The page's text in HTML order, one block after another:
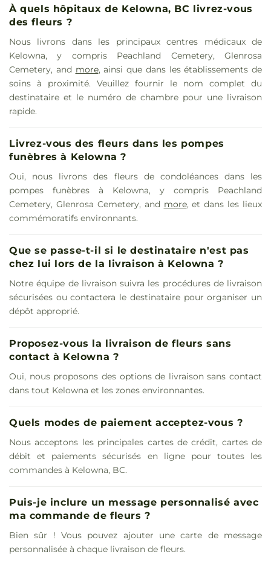
À quels hôpitaux de Kelowna, BC livrez-vous
des fleurs ?
Nous livrons dans les principaux centres médicaux de
Kelowna, y compris Peachland Cemetery, Glenrosa
Cemetery, and more, ainsi que dans les établissements de
soins à proximité. Veuillez fournir le nom complet du
destinataire et le numéro de chambre pour une livraison
rapide.
Livrez-vous des fleurs dans les pompes
funèbres à Kelowna ?
Oui, nous livrons des fleurs de condoléances dans les
pompes funèbres à Kelowna, y compris Peachland
Cemetery, Glenrosa Cemetery, and more, et dans les lieux
commémoratifs environnants.
Que se passe-t-il si le destinataire n'est pas
chez lui lors de la livraison à Kelowna ?
Notre équipe de livraison suivra les procédures de livraison
sécurisées ou contactera le destinataire pour organiser un
dépôt approprié.
Proposez-vous la livraison de fleurs sans
contact à Kelowna ?
Oui, nous proposons des options de livraison sans contact
dans tout Kelowna et les zones environnantes.
Quels modes de paiement acceptez-vous ?
Nous acceptons les principales cartes de crédit, cartes de
débit et paiements sécurisés en ligne pour toutes les
commandes à Kelowna, BC.
Puis-je inclure un message personnalisé avec
ma commande de fleurs ?
Bien sûr ! Vous pouvez ajouter une carte de message
personnalisée à chaque livraison de fleurs.